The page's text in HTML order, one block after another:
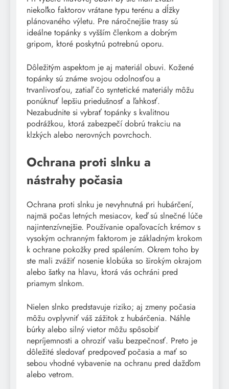
niekoľko faktorov vrátane typu terénu a dĺžky
plánovaného výletu. Pre náročnejšie trasy sú
ideálne topánky s vyšším členkom a dobrým
gripom, ktoré poskytnú potrebnú oporu.
Dôležitým aspektom je aj materiál obuvi. Kožené
topánky sú známe svojou odolnosťou a
trvanlivosťou, zatiaľ čo syntetické materiály môžu
ponúknuť lepšiu priedušnosť a ľahkosť.
Nezabudnite si vybrať topánky s kvalitnou
podrážkou, ktorá zabezpečí dobrú trakciu na
klzkých alebo nerovných povrchoch.
Ochrana proti slnku a
nástrahy počasia
Ochrana proti slnku je nevyhnutná pri hubárčení,
najmä počas letných mesiacov, keď sú slnečné lúče
najintenzívnejšie. Používanie opaľovacích krémov s
vysokým ochranným faktorom je základným krokom
k ochrane pokožky pred spálením. Okrem toho by
ste mali zvážiť nosenie klobúka so širokým okrajom
alebo šatky na hlavu, ktorá vás ochráni pred
priamym slnkom.
Nielen slnko predstavuje riziko; aj zmeny počasia
môžu ovplyvniť váš zážitok z hubárčenia. Náhle
búrky alebo silný vietor môžu spôsobiť
nepríjemnosti a ohroziť vašu bezpečnosť. Preto je
dôležité sledovať predpoveď počasia a mať so
sebou vhodné vybavenie na ochranu pred dažďom
alebo vetrom.